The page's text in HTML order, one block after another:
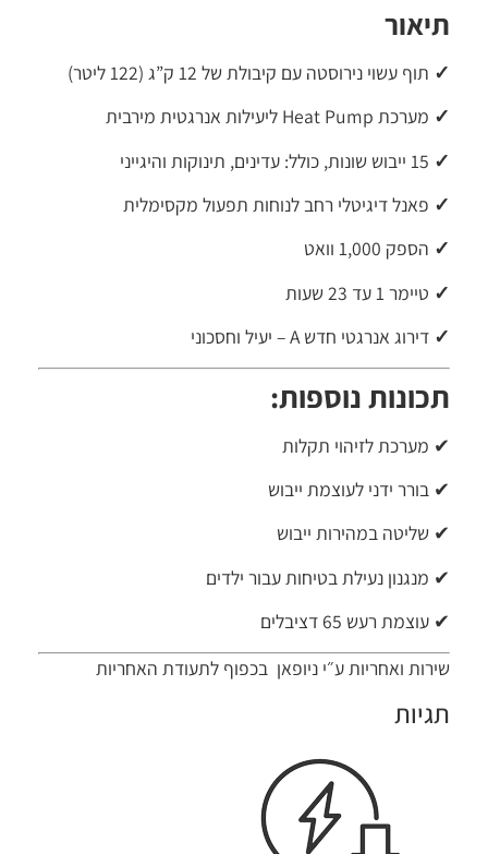
תיאור
✓ תוף עשוי נירוסטה עם קיבולת של 12 ק”ג (122 ליטר)
✓ מערכת Heat Pump ליעילות אנרגטית מירבית
✓ 15 ייבוש שונות, כולל: עדינים, תינוקות והיגייני
✓ פאנל דיגיטלי רחב לנוחות תפעול מקסימלית
✓ הספק 1,000 וואט
✓ טיימר 1 עד 23 שעות
✓ דירוג אנרגטי חדש A – יעיל וחסכוני
תכונות נוספות:
✔ מערכת לזיהוי תקלות
✔ בורר ידני לעוצמת ייבוש
✔ שליטה במהירות ייבוש
✔ מנגנון נעילת בטיחות עבור ילדים
✔ עוצמת רעש 65 דציבלים
שירות ואחריות ע״י ניופאן בכפוף לתעודת האחריות
תגיות